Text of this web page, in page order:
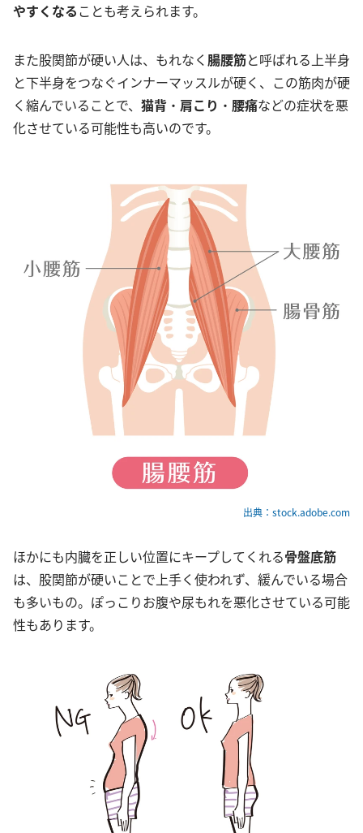
やすくなることも考えられます。
また股関節が硬い人は、もれなく腸腰筋と呼ばれる上半身
と下半身をつなぐインナーマッスルが硬く、この筋肉が硬
く縮んでいることで、 猫背 ・ 肩こり ・ 腰痛などの症状を悪
化させている可能性も高いのです。
出典：stock.adobe.com
ほかにも内臓を正しい位置にキープしてくれる骨盤底筋
は、股関節が硬いことで上手く使われず、緩んでいる場合
も多いもの。ぽっこりお腹や尿もれを悪化させている可能
性もあります。